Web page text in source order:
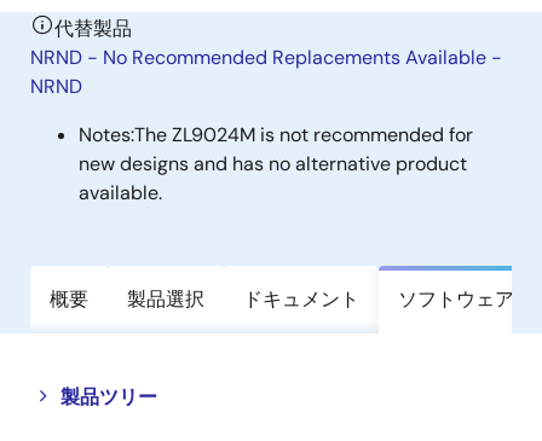
代替製品
NRND - No Recommended Replacements Available -
NRND
Notes:The ZL9024M is not recommended for
new designs and has no alternative product
available.
概要 製品選択 ドキュメント ソフトウェア／
製品ツリー
Close
Open